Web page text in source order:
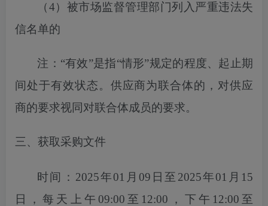
（4）被市场监督管理部门列入严重违法失
信名单的
注： “有效”是指“情形”规定的程度、起止期
间处于有效状态。供应商为联合体的，对供应
商的要求视同对联合体成员的要求。
三、获取采购文件
时间： 2025年01月09日至2025年01月15
日
，每天上午 09:00至12:00，下午12:00至